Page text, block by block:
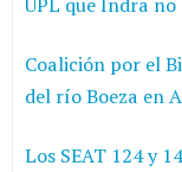
UPL que Indra no
Coalición por el
del río Boeza en
Los SEAT 124 y